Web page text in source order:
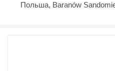
Польша, Baranów